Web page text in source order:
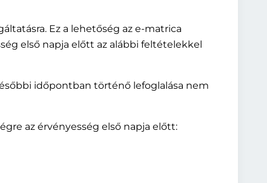
Ez a lehetőség az e-matrica
első napja előtt az alábbi feltételekkel
időpontban történő lefoglalása nem
az érvényesség első napja előtt: